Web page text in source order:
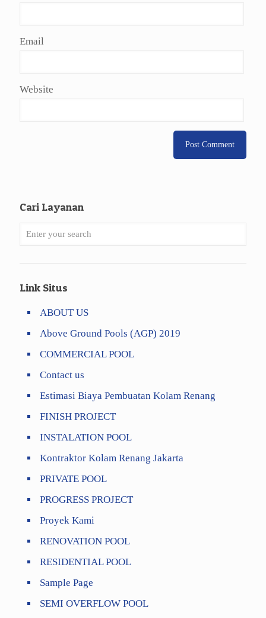
Email
Website
Cari Layanan
Link Situs
ABOUT US
Above Ground Pools (AGP) 2019
COMMERCIAL POOL
Contact us
Estimasi Biaya Pembuatan Kolam Renang
FINISH PROJECT
INSTALATION POOL
Kontraktor Kolam Renang Jakarta
PRIVATE POOL
PROGRESS PROJECT
Proyek Kami
RENOVATION POOL
RESIDENTIAL POOL
Sample Page
SEMI OVERFLOW POOL